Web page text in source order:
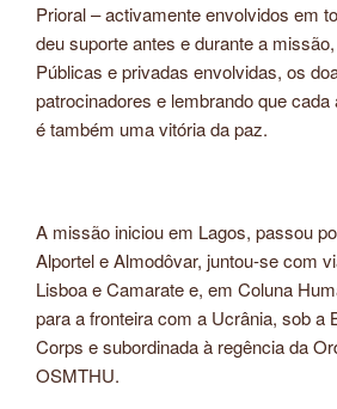
Prioral – activamente envolvidos em
deu suporte antes e durante a
Públicas e privadas envolvidas, os
patrocinadores e lembrando que
é também uma vitória da paz.
A missão iniciou em Lagos, passou
Alportel e Almodôvar, juntou-se com
Lisboa e Camarate e, em Coluna
para a fronteira com a Ucrânia, sob a
Corps e subordinada à regência da
OSMTHU.